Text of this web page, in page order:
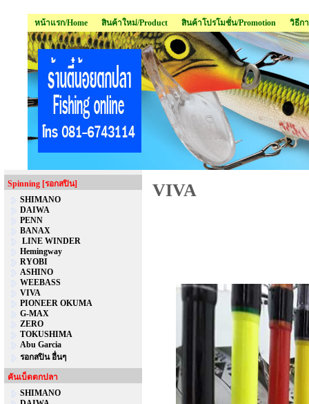
หน้าแรก/Home สินค้าใหม่/Product สินค้าโปรโมชั่น/Promotion วิธีก
Spinning [รอกสปิน]
SHIMANO
DAIWA
PENN
BANAX
LINE WINDER
Hemingway
RYOBI
ASHINO
WEEBASS
VIVA
PIONEER OKUMA
G-MAX
ZERO
TOKUSHIMA
Abu Garcia
รอกสปิน อื่นๆ
คันเบ็ดตกปลา
SHIMANO
VIVA